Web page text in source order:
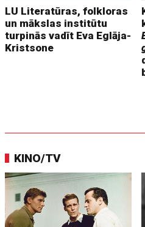
LU Literatūras, folkloras
un mākslas institūtu
turpinās vadīt Eva Eglāja-
Kristsone
KINO/TV